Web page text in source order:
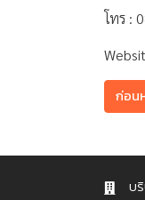
โทร :
ก่อน
บ